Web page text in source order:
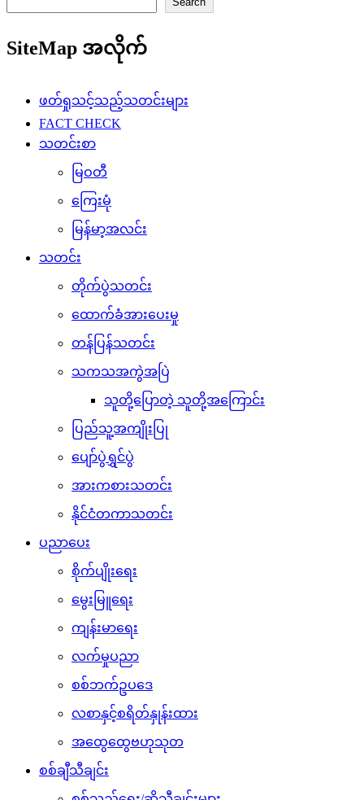
SiteMap အလိုက်
ဖတ်ရှုသင့်သည့်သတင်းများ
FACT CHECK
သတင်းစာ
မြဝတီ
ကြေးမုံ
မြန်မာ့အလင်း
သတင်း
တိုက်ပွဲသတင်း
ထောက်ခံအားပေးမှု
တန်ပြန်သတင်း
သကသအကွဲအပြဲ
သူတို့ပြောတဲ့ သူတို့အကြောင်း
ပြည်သူ့အကျိုးပြု
ပျော်ပွဲရွှင်ပွဲ
အားကစားသတင်း
နိုင်ငံတကာသတင်း
ပညာပေး
စိုက်ပျိုးရေး
မွေးမြူရေး
ကျန်းမာရေး
လက်မှုပညာ
စစ်ဘက်ဥပဒေ
လစာနှင့်စရိတ်နှုန်းထား
အထွေထွေဗဟုသုတ
စစ်ချီသီချင်း